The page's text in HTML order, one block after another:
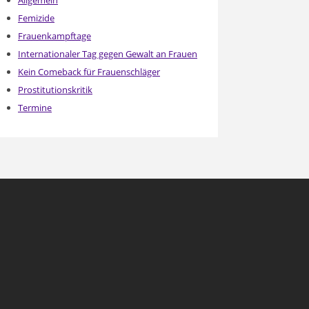
Femizide
Frauenkampftage
Internationaler Tag gegen Gewalt an Frauen
Kein Comeback für Frauenschläger
Prostitutionskritik
Termine